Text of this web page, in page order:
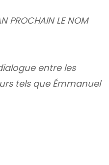
PROCHAIN LE NOM
entre les
tels que Émmanuel